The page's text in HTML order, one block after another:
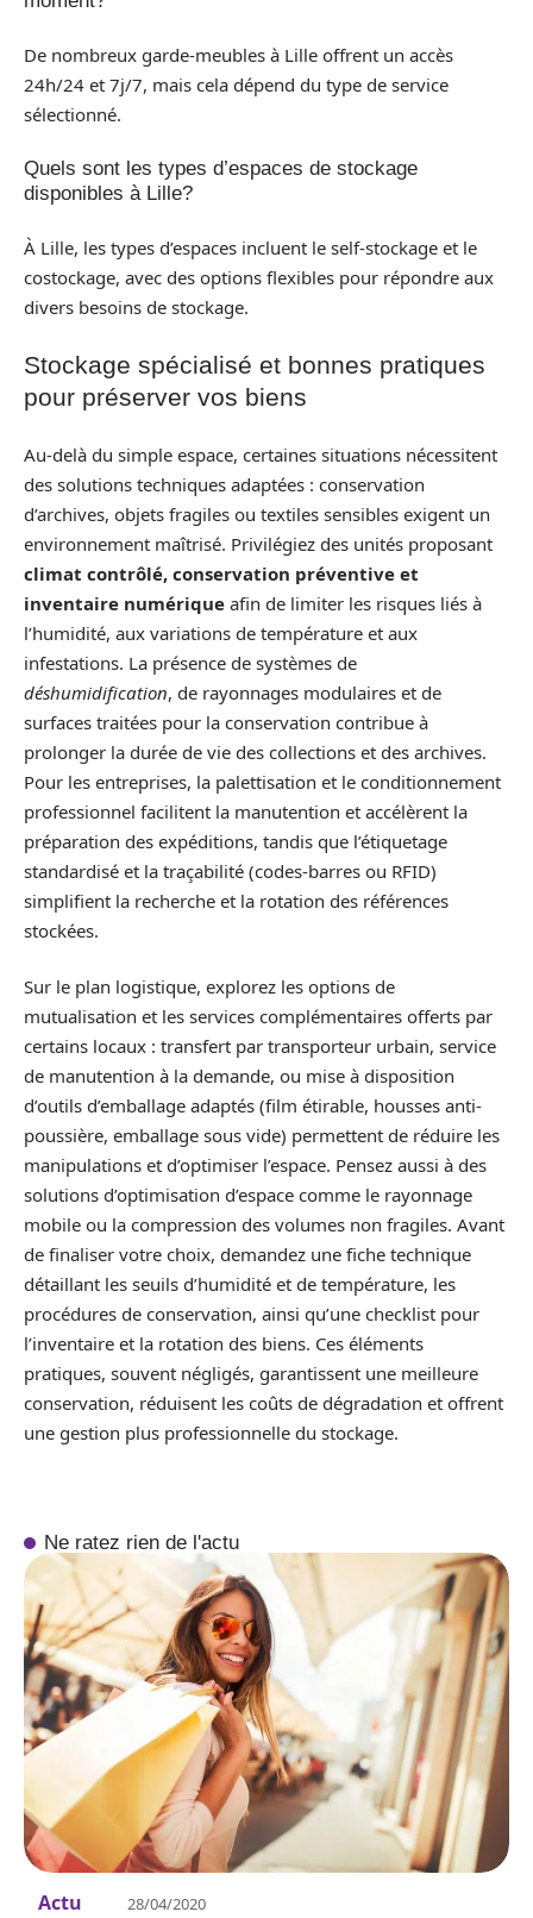
De nombreux garde-meubles à Lille offrent un accès
24h/24 et 7j/7, mais cela dépend du type de service
sélectionné.
Quels sont les types d’espaces de stockage
disponibles à Lille?
À Lille, les types d’espaces incluent le self-stockage et le
costockage, avec des options flexibles pour répondre aux
divers besoins de stockage.
Stockage spécialisé et bonnes pratiques
pour préserver vos biens
Au-delà du simple espace, certaines situations nécessitent
des solutions techniques adaptées : conservation
d’archives, objets fragiles ou textiles sensibles exigent un
environnement maîtrisé. Privilégiez des unités proposant
climat contrôlé, conservation préventive et
inventaire numérique afin de limiter les risques liés à
l’humidité, aux variations de température et aux
infestations. La présence de systèmes de
déshumidification, de rayonnages modulaires et de
surfaces traitées pour la conservation contribue à
prolonger la durée de vie des collections et des archives.
Pour les entreprises, la palettisation et le conditionnement
professionnel facilitent la manutention et accélèrent la
préparation des expéditions, tandis que l’étiquetage
standardisé et la traçabilité (codes-barres ou RFID)
simplifient la recherche et la rotation des références
stockées.
Sur le plan logistique, explorez les options de
mutualisation et les services complémentaires offerts par
certains locaux : transfert par transporteur urbain, service
de manutention à la demande, ou mise à disposition
d’outils d’emballage adaptés (film étirable, housses anti-
poussière, emballage sous vide) permettent de réduire les
manipulations et d’optimiser l’espace. Pensez aussi à des
solutions d’optimisation d’espace comme le rayonnage
mobile ou la compression des volumes non fragiles. Avant
de finaliser votre choix, demandez une fiche technique
détaillant les seuils d’humidité et de température, les
procédures de conservation, ainsi qu’une checklist pour
l’inventaire et la rotation des biens. Ces éléments
pratiques, souvent négligés, garantissent une meilleure
conservation, réduisent les coûts de dégradation et offrent
une gestion plus professionnelle du stockage.
Ne ratez rien de l'actu
Actu 28/04/2020